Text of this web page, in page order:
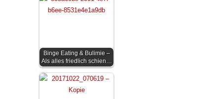
Binge Eating & Bulimie –
Als alles friedlich schien…